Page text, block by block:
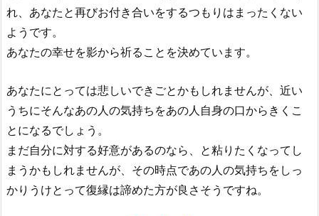
れ、あなたと再びお付き合いをするつもりはまったくない
ようです。
あなたの幸せを影から祈ることを決めています。
あなたにとっては悲しいできごとかもしれませんが、近い
うちにそんなあの人の気持ちをあの人自身の口からきくこ
とになるでしょう。
まだ自分に対する好意があるのなら、と粘りたくなってし
まうかもしれませんが、その時点であの人の気持ちをしっ
かりうけとって復縁は諦めた方が良さそうですね。